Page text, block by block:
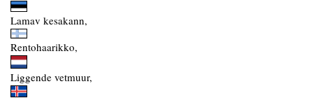
Lamav kesakann,
Rentohaarikko,
Liggende vetmuur,